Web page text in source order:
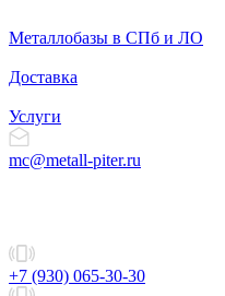
Металлобазы в СПб и ЛО
Доставка
Услуги
mc@metall-piter.ru
+7 (930) 065-30-30